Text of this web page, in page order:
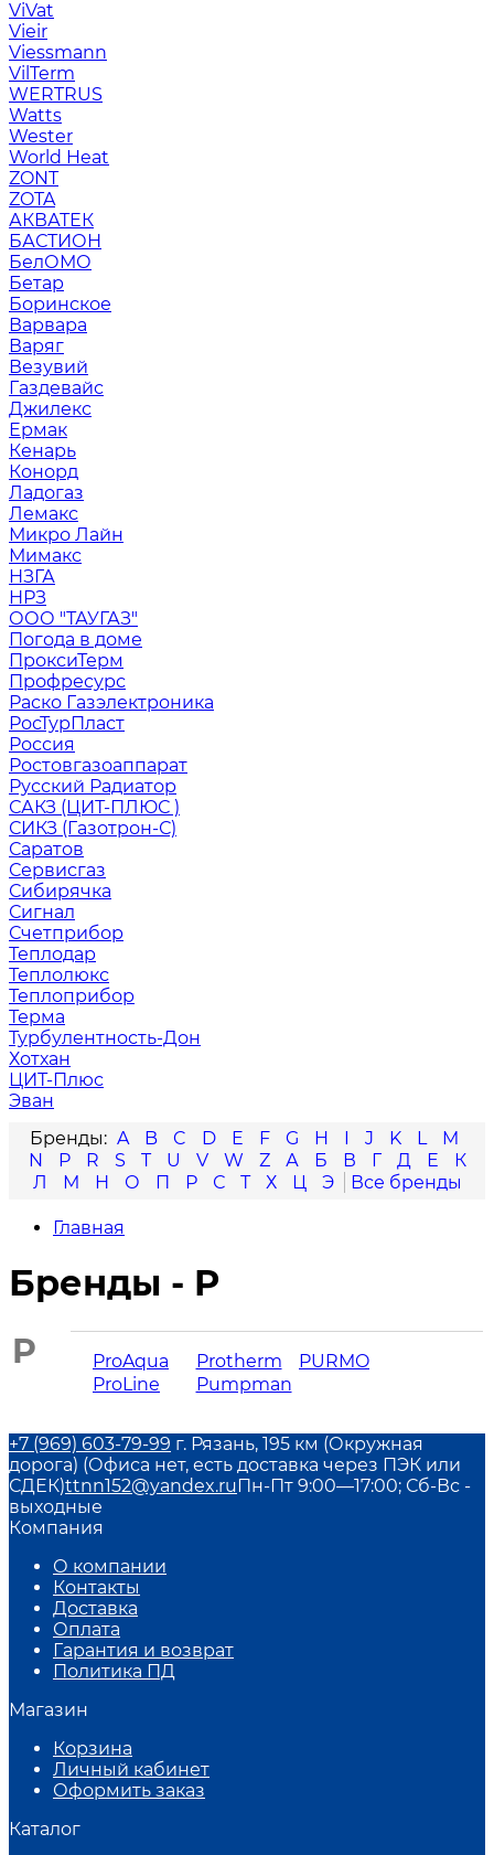
ViVat
Vieir
Viessmann
VilTerm
WERTRUS
Watts
Wester
World Heat
ZONT
ZOTA
АКВАТЕК
БАСТИОН
БелОМО
Бетар
Боринское
Варвара
Варяг
Везувий
Газдевайс
Джилекс
Ермак
Кенарь
Конорд
Ладогаз
Лемакс
Микро Лайн
Мимакс
НЗГА
НРЗ
ООО "ТАУГАЗ"
Погода в доме
ПроксиТерм
Профресурс
Раско Газэлектроника
РосТурПласт
Россия
Ростовгазоаппарат
Русский Радиатор
САКЗ (ЦИТ-ПЛЮС )
СИКЗ (Газотрон-С)
Саратов
Сервисгаз
Сибирячка
Сигнал
Счетприбор
Теплодар
Теплолюкс
Теплоприбор
Терма
Турбулентность-Дон
Хотхан
ЦИТ-Плюс
Эван
A
B C D E F G H I J K L
M
N
P R S T U V W Z А Б В Г Д Е
К
Л
М Н О П Р С Т Х Ц Э
Главная
Бренды - P
P
ProAqua
ProLine
Protherm
Pumpman
PURMO
+7 (969) 603-79-99 г. Рязань, 195 км (Окружная
дорога) (Офиса нет, есть доставка через ПЭК или
СДЕК)ttnn152@yandex.ruПн-Пт 9:00—17:00; Сб-Вс -
выходные
Компания
О компании
Контакты
Доставка
Оплата
Гарантия и возврат
Политика ПД
Магазин
Корзина
Личный кабинет
Оформить заказ
Каталог